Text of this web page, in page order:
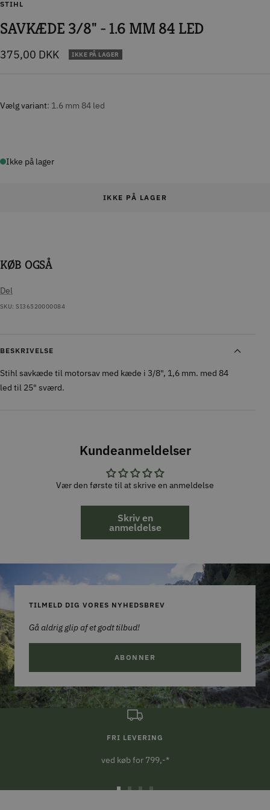
STIHL
SAVKÆDE 3/8" - 1.6 MM 84 LED
Tilbudspris
375,00 DKK IKKE PÅ LAGER
Vælg variant 1.6 mm 84 led
Ikke på lager
IKKE PÅ LAGER
KØB OGSÅ
Del
SKU:SI36520000084
BESKRIVELSE
Stihl savkæde til motorsav med kæde i 3/8", 1,6 mm. med 84
led til 25" sværd.
Kundeanmeldelser
Vær den første til at skrive en anmeldelse
Skriv en
anmeldelse
TILMELD DIG VORES NYHEDSBREV
Gå aldrig glip af et godt tilbud!
ABONNER
FRI LEVERING
ved køb for 799,-*